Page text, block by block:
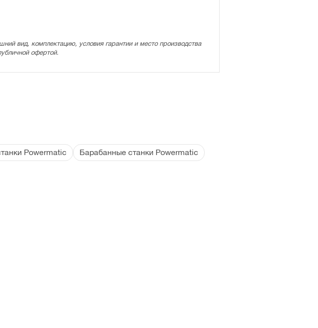
вид, комплектацию, условия гарантии и место производства
офертой.
Powermatic Барабанные станки Powermatic